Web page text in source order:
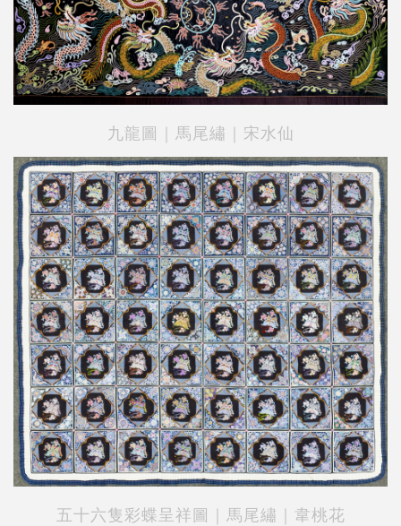
九龍圖｜馬尾繡｜宋水仙
五十六隻彩蝶呈祥圖｜馬尾繡｜韋桃花